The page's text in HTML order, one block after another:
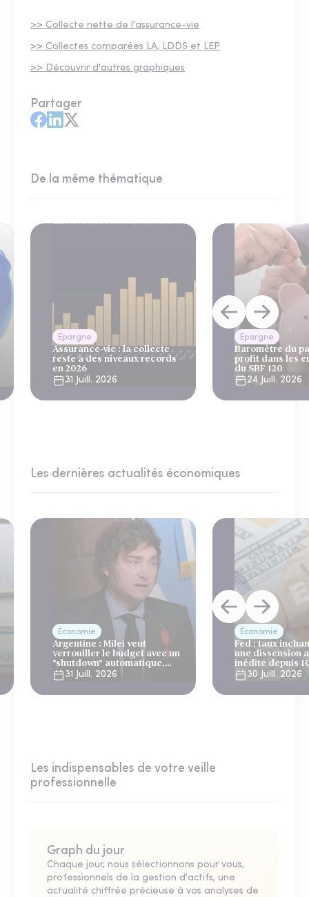
>> Collecte nette de l'assurance-vie
>> Collectes comparées LA, LDDS et LEP
>> Découvrir d'autres graphiques
Partager
De la même thématique
Epargne
Assurance-vie : la collecte
reste à des niveaux records
en 2026
31 Juill. 2026
Epargne
Baromètre du
profit dans les
du SBF 120
24 Juill. 2026
Les dernières actualités économiques
Économie
Argentine : Milei veut
verrouiller le budget avec un
"shutdown" automatique,
sous le regard bienveillant
du FMI
31 Juill. 2026
Économie
Fed : taux
une dissension
inédite depuis
30 Juill. 2026
Les indispensables de votre veille
professionnelle
Graph du jour
Chaque jour, nous sélectionnons pour vous,
professionnels de la gestion d'actifs, une
actualité chiffrée précieuse à vos analyses de